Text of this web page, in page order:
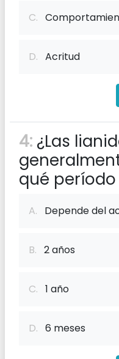
C.
D. Acritud
4: ¿Las
qué
A. Depende del
B. 2 años
C. 1 año
D. 6 meses